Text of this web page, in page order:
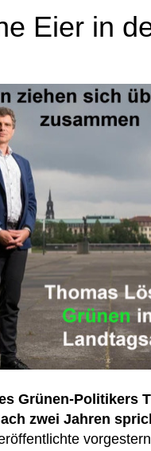
Eier in
Grünen-Politikers
zwei Jahren